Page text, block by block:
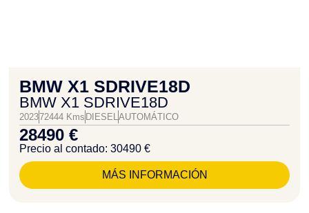
BMW X1 SDRIVE18D
BMW X1 SDRIVE18D
202372444 Kms DIESELAUTOMÁTICO
28490 €
Precio al contado: 30490 €
MÁS INFORMACIÓN